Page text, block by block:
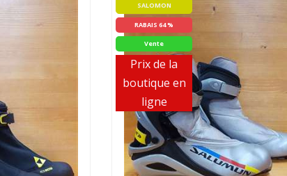
SALOMON
RABAIS 64 %
Vente
Prix de la
boutique en
ligne